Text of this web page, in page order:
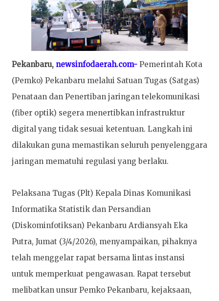
Pekanbaru, newsinfodaerah.com- Pemerintah Kota
(Pemko) Pekanbaru melalui Satuan Tugas (Satgas)
Penataan dan Penertiban jaringan telekomunikasi
(fiber optik) segera menertibkan infrastruktur
digital yang tidak sesuai ketentuan. Langkah ini
dilakukan guna memastikan seluruh penyelenggara
jaringan mematuhi regulasi yang berlaku.
Pelaksana Tugas (Plt) Kepala Dinas Komunikasi
Informatika Statistik dan Persandian
(Diskominfotiksan) Pekanbaru Ardiansyah Eka
Putra, Jumat (3/4/2026), menyampaikan, pihaknya
telah menggelar rapat bersama lintas instansi
untuk memperkuat pengawasan. Rapat tersebut
melibatkan unsur Pemko Pekanbaru, kejaksaan,